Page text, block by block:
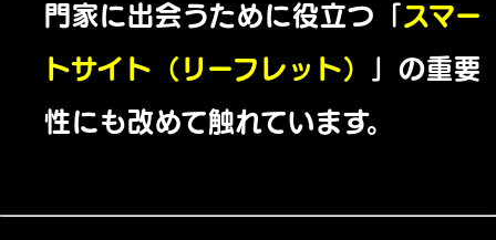
門家に出会うために役立つ「 スマー
トサイト（リーフレット）
」の重要
性にも改めて触れています。